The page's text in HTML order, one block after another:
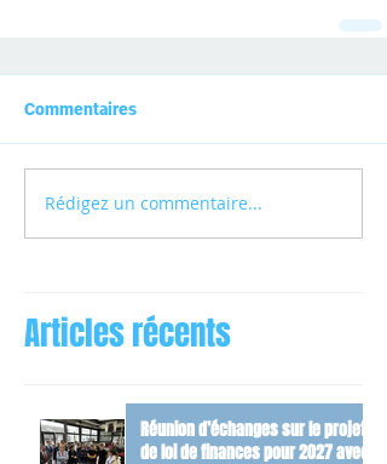
Commentaires
Rédigez un commentaire...
Articles récents
Réunion d’échanges sur le projet
de loi de finances pour 2027 avec